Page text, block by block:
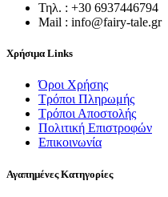
Τηλ. : +30 6937446794
Mail : info@fairy-tale.gr
Χρήσιμα Links
Όροι Χρήσης
Τρόποι Πληρωμής
Τρόποι Αποστολής
Πολιτική Επιστροφών
Επικοινωνία
Αγαπημένες Κατηγορίες